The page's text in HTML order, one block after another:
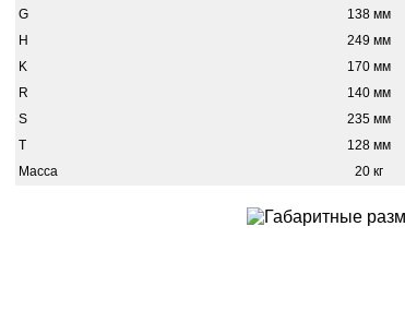
G
138 мм
H
249 мм
K
170 мм
R
140 мм
S
235 мм
T
128 мм
Масса
20 кг